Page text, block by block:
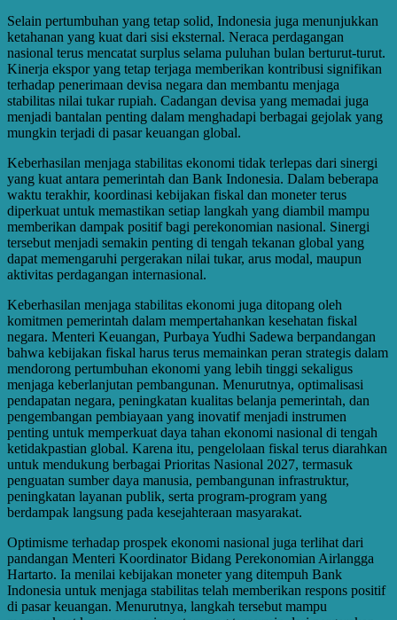
Selain pertumbuhan yang tetap solid, Indonesia juga menunjukkan
ketahanan yang kuat dari sisi eksternal. Neraca perdagangan
nasional terus mencatat surplus selama puluhan bulan berturut-turut.
Kinerja ekspor yang tetap terjaga memberikan kontribusi signifikan
terhadap penerimaan devisa negara dan membantu menjaga
stabilitas nilai tukar rupiah. Cadangan devisa yang memadai juga
menjadi bantalan penting dalam menghadapi berbagai gejolak yang
mungkin terjadi di pasar keuangan global.
Keberhasilan menjaga stabilitas ekonomi tidak terlepas dari sinergi
yang kuat antara pemerintah dan Bank Indonesia. Dalam beberapa
waktu terakhir, koordinasi kebijakan fiskal dan moneter terus
diperkuat untuk memastikan setiap langkah yang diambil mampu
memberikan dampak positif bagi perekonomian nasional. Sinergi
tersebut menjadi semakin penting di tengah tekanan global yang
dapat memengaruhi pergerakan nilai tukar, arus modal, maupun
aktivitas perdagangan internasional.
Keberhasilan menjaga stabilitas ekonomi juga ditopang oleh
komitmen pemerintah dalam mempertahankan kesehatan fiskal
negara. Menteri Keuangan, Purbaya Yudhi Sadewa berpandangan
bahwa kebijakan fiskal harus terus memainkan peran strategis dalam
mendorong pertumbuhan ekonomi yang lebih tinggi sekaligus
menjaga keberlanjutan pembangunan. Menurutnya, optimalisasi
pendapatan negara, peningkatan kualitas belanja pemerintah, dan
pengembangan pembiayaan yang inovatif menjadi instrumen
penting untuk memperkuat daya tahan ekonomi nasional di tengah
ketidakpastian global. Karena itu, pengelolaan fiskal terus diarahkan
untuk mendukung berbagai Prioritas Nasional 2027, termasuk
penguatan sumber daya manusia, pembangunan infrastruktur,
peningkatan layanan publik, serta program-program yang
berdampak langsung pada kesejahteraan masyarakat.
Optimisme terhadap prospek ekonomi nasional juga terlihat dari
pandangan Menteri Koordinator Bidang Perekonomian Airlangga
Hartarto. Ia menilai kebijakan moneter yang ditempuh Bank
Indonesia untuk menjaga stabilitas telah memberikan respons positif
di pasar keuangan. Menurutnya, langkah tersebut mampu